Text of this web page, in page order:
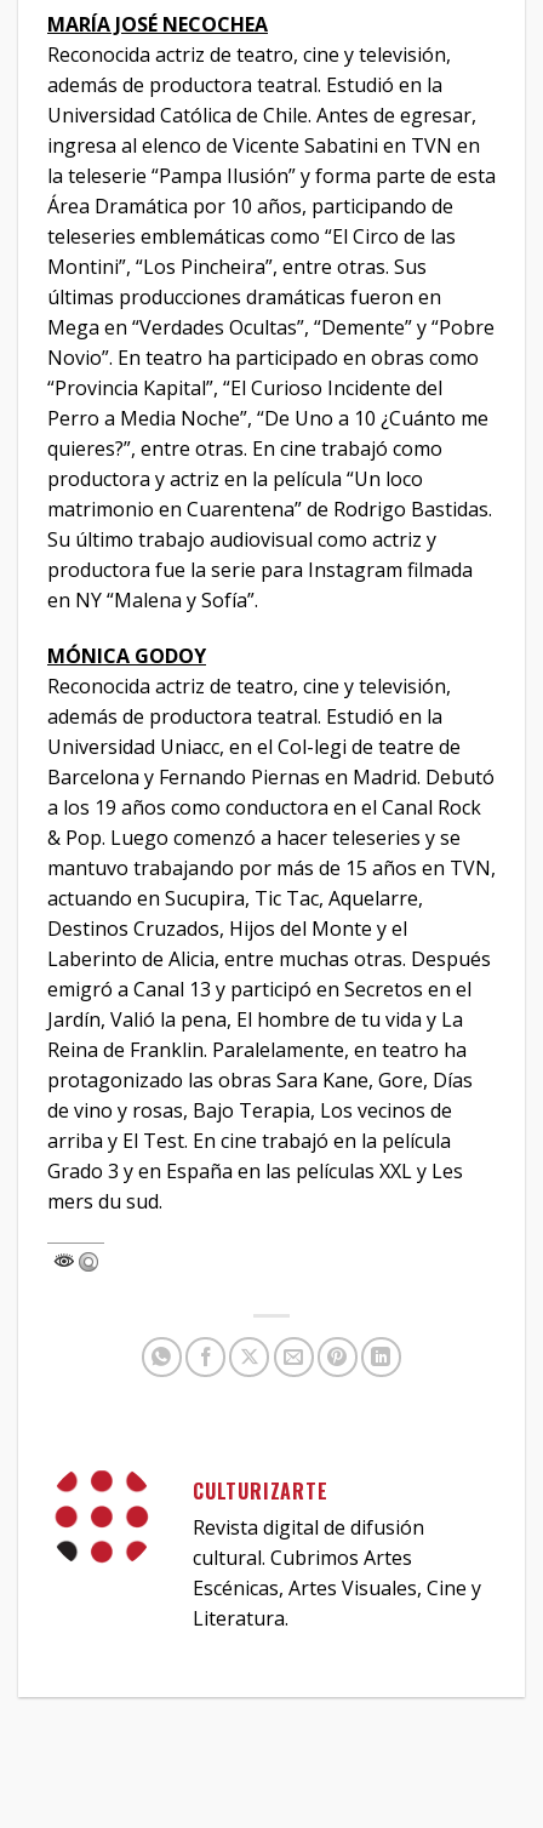
MARÍA JOSÉ NECOCHEA
Reconocida actriz de teatro, cine y televisión,
además de productora teatral. Estudió en la
Universidad Católica de Chile. Antes de egresar,
ingresa al elenco de Vicente Sabatini en TVN en
la teleserie “Pampa Ilusión” y forma parte de esta
Área Dramática por 10 años, participando de
teleseries emblemáticas como “El Circo de las
Montini”, “Los Pincheira”, entre otras. Sus
últimas producciones dramáticas fueron en
Mega en “Verdades Ocultas”, “Demente” y “Pobre
Novio”. En teatro ha participado en obras como
“Provincia Kapital”, “El Curioso Incidente del
Perro a Media Noche”, “De Uno a 10 ¿Cuánto me
quieres?”, entre otras. En cine trabajó como
productora y actriz en la película “Un loco
matrimonio en Cuarentena” de Rodrigo Bastidas.
Su último trabajo audiovisual como actriz y
productora fue la serie para Instagram filmada
en NY “Malena y Sofía”.
MÓNICA GODOY
Reconocida actriz de teatro, cine y televisión,
además de productora teatral. Estudió en la
Universidad Uniacc, en el Col-legi de teatre de
Barcelona y Fernando Piernas en Madrid. Debutó
a los 19 años como conductora en el Canal Rock
& Pop. Luego comenzó a hacer teleseries y se
mantuvo trabajando por más de 15 años en TVN,
actuando en Sucupira, Tic Tac, Aquelarre,
Destinos Cruzados, Hijos del Monte y el
Laberinto de Alicia, entre muchas otras. Después
emigró a Canal 13 y participó en Secretos en el
Jardín, Valió la pena, El hombre de tu vida y La
Reina de Franklin. Paralelamente, en teatro ha
protagonizado las obras Sara Kane, Gore, Días
de vino y rosas, Bajo Terapia, Los vecinos de
arriba y El Test. En cine trabajó en la película
Grado 3 y en España en las películas XXL y Les
mers du sud.
CULTURIZARTE
Revista digital de difusión
cultural. Cubrimos Artes
Escénicas, Artes Visuales, Cine y
Literatura.